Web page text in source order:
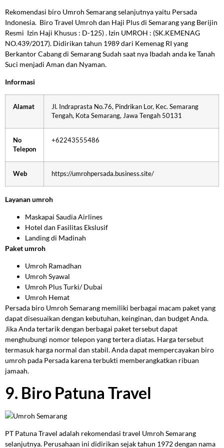
Rekomendasi biro Umroh Semarang selanjutnyayaitu Persada
Indonesia. Biro Travel Umroh dan Haji Plus di Semarang yang Berijin
Resmi Izin Haji Khusus : D-125) . Izin UMROH : (SK.KEMENAG
NO.439/2017). Didirikan tahun 1989 dari Kemenag RI yang
Berkantor Cabang di Semarang Sudah saat nya Ibadah anda ke Tanah
Suci menjadi Aman dan Nyaman.
Informasi
Alamat
Jl. Indraprasta No.76, Pindrikan Lor, Kec. Semarang
Tengah, Kota Semarang, Jawa Tengah 50131
No
Telepon
+62243555486
Web https://umrohpersada.business.site/
Layanan umroh
Maskapai Saudia Airlines
Hotel dan Fasilitas Ekslusif
Landing di Madinah
Paket umroh
Umroh Ramadhan
Umroh Syawal
Umroh Plus Turki/ Dubai
Umroh Hemat
Persada biro Umroh Semarang memiliki berbagai macam paket yang
dapat disesuaikan dengan kebutuhan, keinginan, dan budget Anda.
Jika Anda tertarik dengan berbagai paket tersebut dapat
menghubungi nomor telepon yang tertera diatas. Harga tersebut
termasuk harga normal dan stabil. Anda dapat mempercayakan biro
umroh pada Persada karena terbukti memberangkatkan ribuan
jamaah.
9. Biro Patuna Travel
PT Patuna Travel adalah rekomendasi travel Umroh Semarang
selanjutnya. Perusahaan ini didirikan sejak tahun 1972 dengan nama